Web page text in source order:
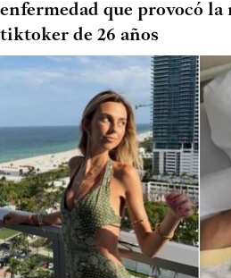
enfermedad que provocó la
tiktoker de 26 años